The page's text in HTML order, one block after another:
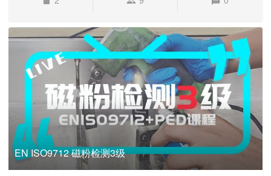
EN ISO9712 磁粉检测3级